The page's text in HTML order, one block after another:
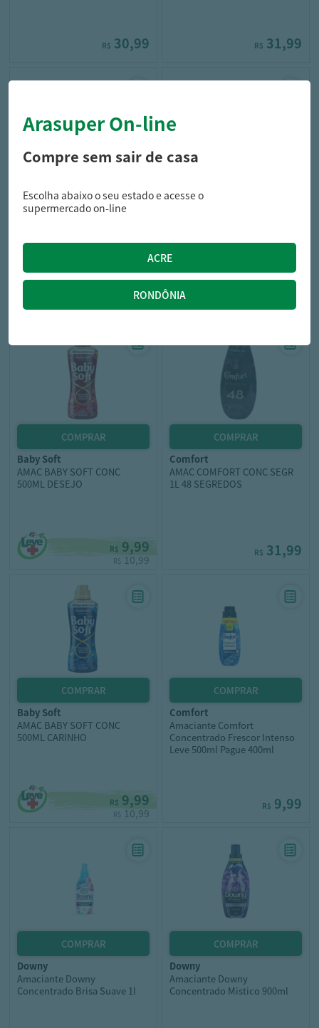
R$ 30,99 R$ 31,99
downy
AMAC DOWNY CONC SACH
21,89
R$10,99
baby soft
AMAC BABY SOFT CONC
500ML DESEJO
R$ 9,99
R$ 10,99
comfort
AMAC COMFORT CONC SEGR
1L 48 SEGREDOS
R$ 31,99
baby soft
AMAC BABY SOFT CONC
500ML CARINHO
R$ 9,99
R$ 10,99
comfort
Amaciante Comfort
Concentrado Frescor Intenso
Leve 500ml Pague 400ml
R$ 9,99
downy
Amaciante Downy
Concentrado Brisa Suave 1l
downy
Amaciante Downy
Concentrado Mistico 900ml
Arasuper On-line
Compre sem sair de casa
Escolha abaixo o seu estado e acesse o
supermercado on-line